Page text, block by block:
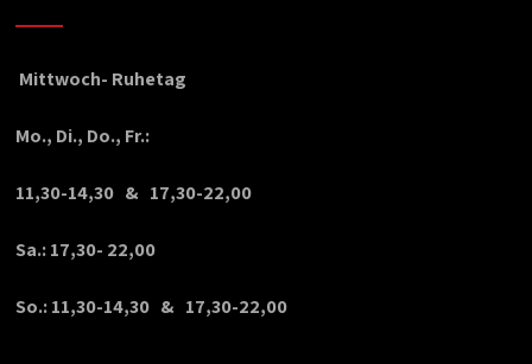
Mittwoch- Ruhetag
Mo., Di., Do., Fr.:
11,30-14,30 & 17,30-22,00
Sa.: 17,30- 22,00
So.: 11,30-14,30 & 17,30-22,00